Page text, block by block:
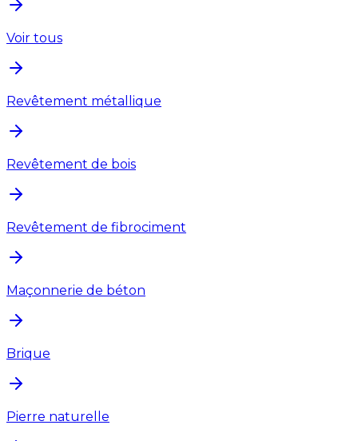
Voir tous
Revêtement métallique
Revêtement de bois
Revêtement de fibrociment
Maçonnerie de béton
Brique
Pierre naturelle